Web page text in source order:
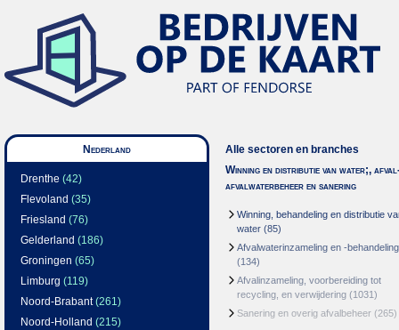
Nederland
Drenthe (42)
Flevoland (35)
Friesland (76)
Gelderland (186)
Groningen (65)
Limburg (119)
Noord-Brabant(261)
Noord-Holland (215)
Alle sectoren en branches
Winning en distributie van water;,
afvalwaterbeheer en sanering
Winning, behandeling en distributie
water (85)
Afvalwaterinzameling en -behandeling
(134)
Afvalinzameling, voorbereiding tot
recycling, en verwijdering (1031)
Sanering en overig afvalbeheer (265)